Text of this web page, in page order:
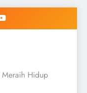
Meraih Hidup